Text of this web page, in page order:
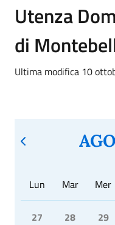
Utenza
di
Ultima modifica 10
Lun Mar Mer
27 28 29